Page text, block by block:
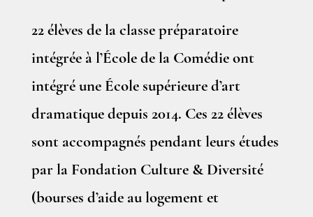
22 élèves de la classe préparatoire
intégrée à l’École de la Comédie ont
intégré une École supérieure d’art
dramatique depuis 2014. Ces 22 élèves
sont accompagnés pendant leurs études
par la Fondation Culture & Diversité
(bourses d’aide au logement et